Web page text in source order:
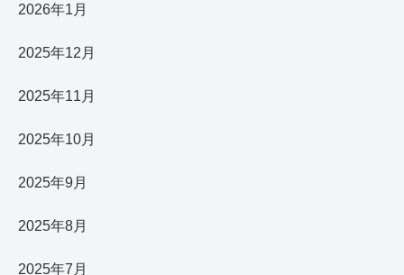
2026年1月
2025年12月
2025年11月
2025年10月
2025年9月
2025年8月
2025年7月